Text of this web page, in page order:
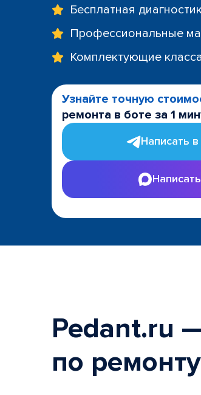
Бесплатная
Профессиональные
Комплектующие
Узнайте точную
ремонта в боте за 1
Написать
Pedant.ru
по